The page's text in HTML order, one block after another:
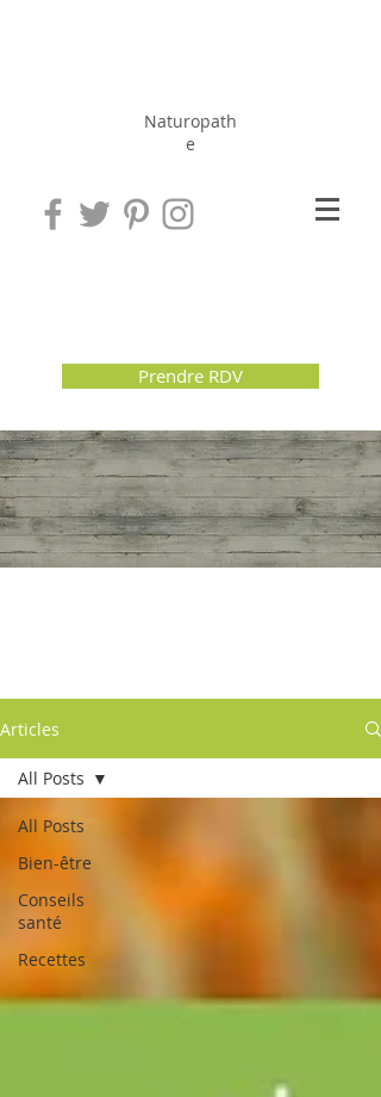
Naturopath
e
Prendre RDV
Articles
All Posts
Bien-être
Conseils
santé
Recettes
All Posts